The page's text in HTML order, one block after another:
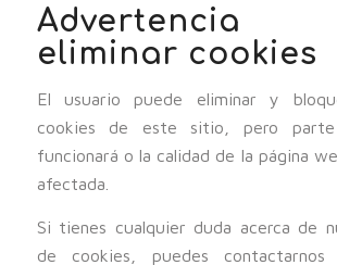
Advertencia
eliminar cookies
El usuario puede eliminar y
cookies de este sitio, pero
funcionará o la calidad de la página
afectada.
Si tienes cualquier duda acerca de
de cookies, puedes